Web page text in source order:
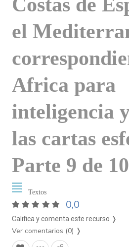
el
Africa para
inteligencia
las cartas
Parte 9 de 10
Textos
0,0
Califica y comenta este recurso ❭
Ver comentarios (0) ❭